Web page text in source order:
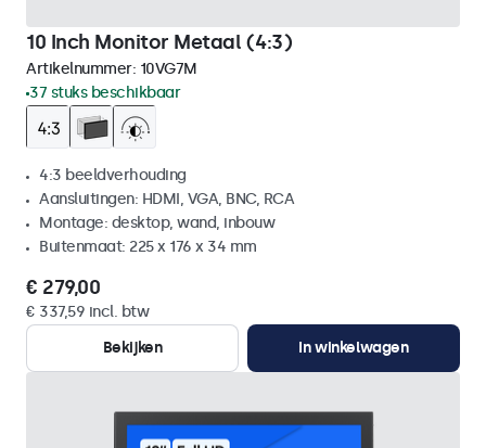
10 Inch Monitor Metaal (4:3)
Artikelnummer: 10VG7M
37 stuks beschikbaar
4:3 beeldverhouding
Aansluitingen: HDMI, VGA, BNC, RCA
Montage: desktop, wand, inbouw
Buitenmaat: 225 x 176 x 34 mm
€ 279,00
€ 337,59 incl. btw
Bekijken
In winkelwagen